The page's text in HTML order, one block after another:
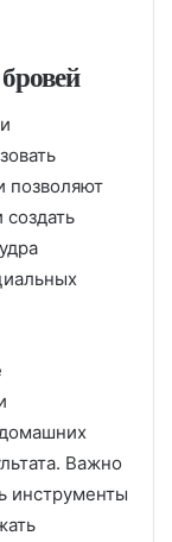
позволяют
Важно
инструменты